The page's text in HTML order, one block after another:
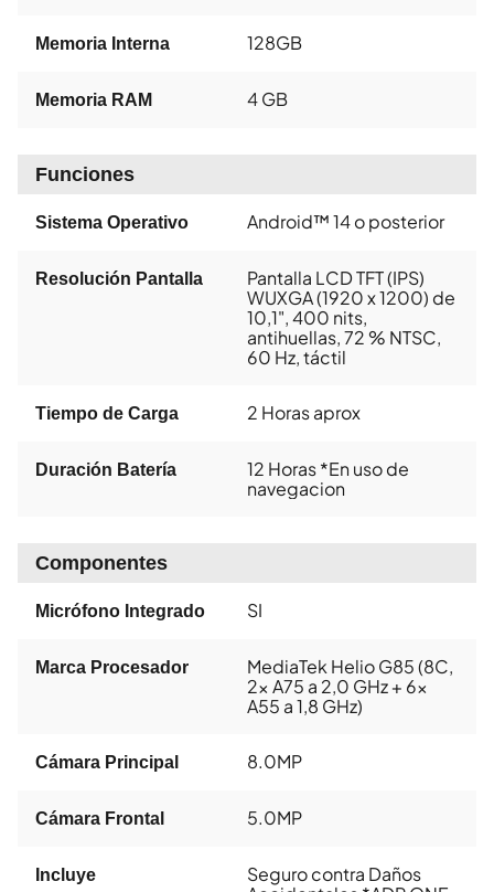
Memoria Interna 128GB
Memoria RAM 4 GB
Funciones
Sistema Operativo Android™ 14 o posterior
Resolución Pantalla
Pantalla LCD TFT (IPS)
WUXGA (1920 x 1200) de
10,1", 400 nits,
antihuellas, 72 % NTSC,
60 Hz, táctil
Tiempo de Carga 2 Horas aprox
Duración Batería
12 Horas *En uso de
navegacion
Componentes
Micrófono Integrado SI
Marca Procesador
MediaTek Helio G85 (8C,
2x A75 a 2,0 GHz + 6x
A55 a 1,8 GHz)
Cámara Principal 8.0MP
Cámara Frontal 5.0MP
Incluye
Seguro contra Daños